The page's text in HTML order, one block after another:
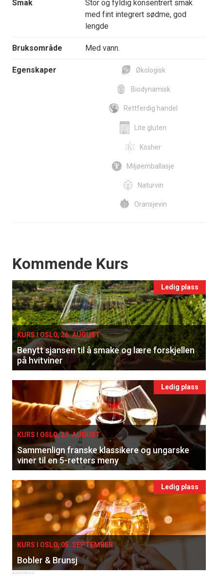
Smak
Stor og fyldig konsentrert smak
med fint integrert sødme, god
lengde
Bruksområde Med vann.
Egenskaper Økologisk
Biodynamisk
Rettferdig handel
Lite gluten
Kosher
Miljøemballasje
Naturvin
Oransjevin
Events
Kommende Kurs
Ledig plass
KURS I OSLO, 26. AUGUST
Benytt sjansen til å smake og lære forskjellen
på hvitviner
Ledig plass
KURS I OSLO, 27. AUGUST
Sammenlign franske klassikere og ungarske
viner til en 5-retters meny
Ledig plass
KURS I OSLO, 05. SEPTEMBER
Bobler & Brunsj